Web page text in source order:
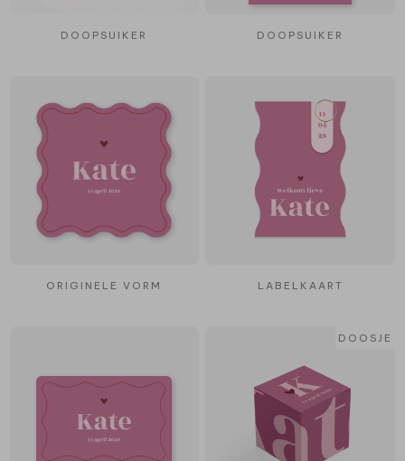
DOOPSUIKER DOOPSUIKER
ORIGINELE VORM LABELKAART
DOOSJE